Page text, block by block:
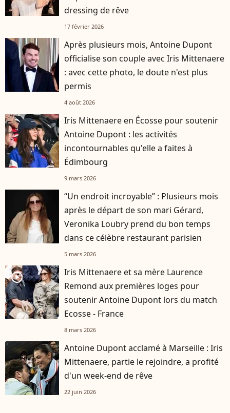
dressing de rêve
17 février 2026
Après plusieurs mois, Antoine Dupont
officialise son couple avec Iris Mittenaere
: avec cette photo, le doute n'est plus
permis
4 août 2026
Iris Mittenaere en Écosse pour soutenir
Antoine Dupont : les activités
incontournables qu'elle a faites à
Édimbourg
9 mars 2026
“Un endroit incroyable” : Plusieurs mois
après le départ de son mari Gérard,
Veronika Loubry prend du bon temps
dans ce célèbre restaurant parisien
5 mars 2026
player2
Iris Mittenaere et sa mère Laurence
Remond aux premières loges pour
soutenir Antoine Dupont lors du match
Ecosse - France
8 mars 2026
Antoine Dupont acclamé à Marseille : Iris
Mittenaere, partie le rejoindre, a profité
d'un week-end de rêve
22 juin 2026